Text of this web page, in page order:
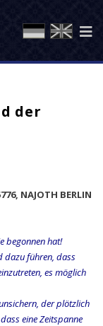
der
NAJOTH BERLIN
begonnen hat!
dazu führen, dass
es möglich
der plötzlich
eine Zeitspanne